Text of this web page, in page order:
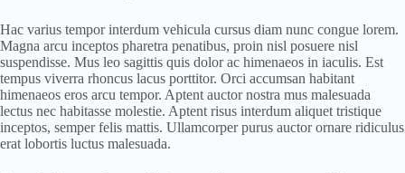
Hac varius tempor interdum vehicula cursus diam nunc congue lorem.
Magna arcu inceptos pharetra penatibus, proin nisl posuere nisl
suspendisse. Mus leo sagittis quis dolor ac himenaeos in iaculis. Est
tempus viverra rhoncus lacus porttitor. Orci accumsan habitant
himenaeos eros arcu tempor. Aptent auctor nostra mus malesuada
lectus nec habitasse molestie. Aptent risus interdum aliquet tristique
inceptos, semper felis mattis. Ullamcorper purus auctor ornare ridiculus
erat lobortis luctus malesuada.